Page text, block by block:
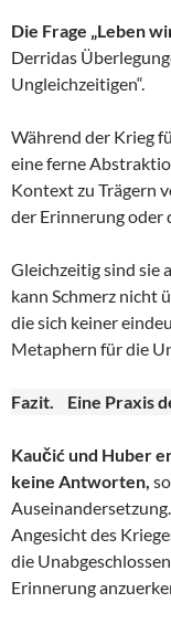
Die Frage „Leben
Derridas
Ungleichzeitigen“.
Während der Krieg
eine ferne
Kontext zu Trägern
der Erinnerung oder
Gleichzeitig sind sie
kann Schmerz nicht
die sich keiner
Metaphern für die
Fazit. Eine Praxis
Kaučić und Huber
keine Antworten,
Angesicht des
die
Erinnerung